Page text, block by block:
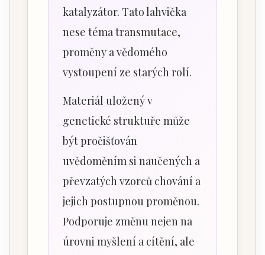
katalyzátor. Tato lahvička
nese téma transmutace,
proměny a vědomého
vystoupení ze starých rolí.
Materiál uložený v
genetické struktuře může
být pročišťován
uvědoměním si naučených a
převzatých vzorců chování a
jejich postupnou proměnou.
Podporuje změnu nejen na
úrovni myšlení a cítění, ale